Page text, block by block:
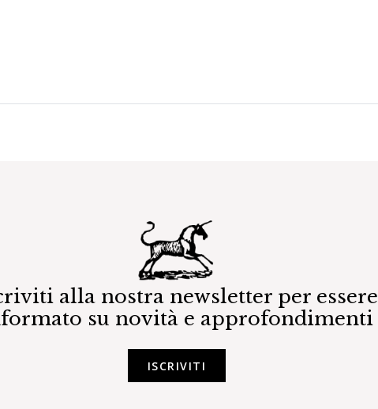
alla nostra newsletter per essere
su novità e approfondimenti
ISCRIVITI